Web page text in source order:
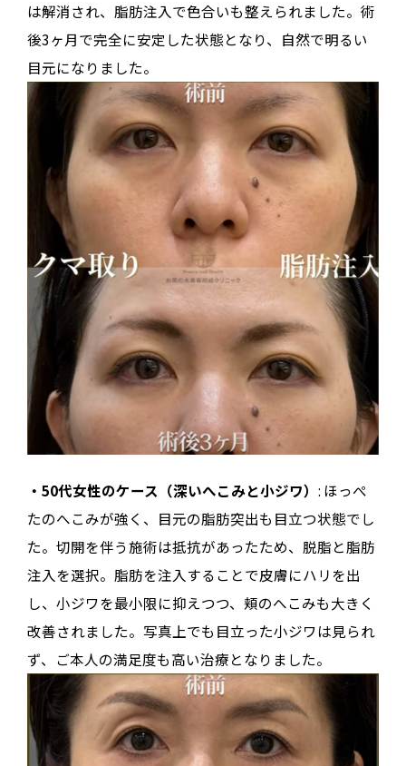
は解消され、脂肪注入で色合いも整えられました。術
後3ヶ月で完全に安定した状態となり、自然で明るい
目元になりました。
・50代女性のケース（深いへこみと小ジワ） : ほっぺ
たのへこみが強く、目元の脂肪突出も目立つ状態でし
た。切開を伴う施術は抵抗があったため、脱脂と脂肪
注入を選択。脂肪を注入することで皮膚にハリを出
し、小ジワを最小限に抑えつつ、頬のへこみも大きく
改善されました。写真上でも目立った小ジワは見られ
ず、ご本人の満足度も高い治療となりました。